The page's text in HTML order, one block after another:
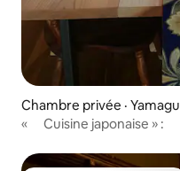
Chambre privée ·
« Cuisine japonaise »